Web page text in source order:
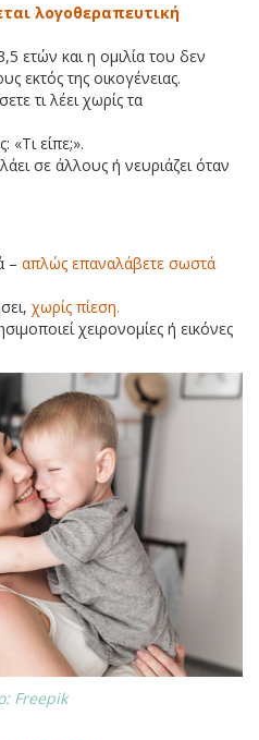
λογοθεραπευτική
ετών και η ομιλία του δεν
εκτός της οικογένειας.
τι λέει χωρίς τα
«Τι είπε;».
σε άλλους ή νευριάζει όταν
– απλώς επαναλάβετε σωστά
χωρίς πίεση.
χειρονομίες ή εικόνες
Freepik